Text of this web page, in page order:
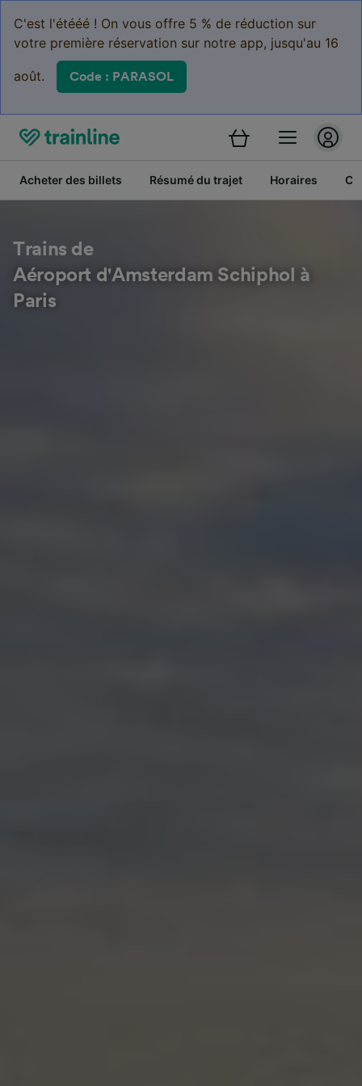
C'est l'étééé ! On vous offre 5 % de réduction sur
votre première réservation sur notre app, jusqu'au 16
août. Code : PARASOL
Acheter des billets Résumé du trajet Horaires
Trains de
Aéroport d'Amsterdam Schiphol à
Paris